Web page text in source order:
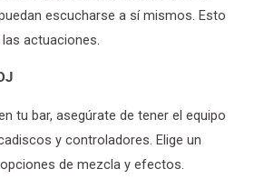
escucharse a sí mismos. Esto
actuaciones.
tu bar, asegúrate de tener el equipo
y controladores. Elige un
de mezcla y efectos.